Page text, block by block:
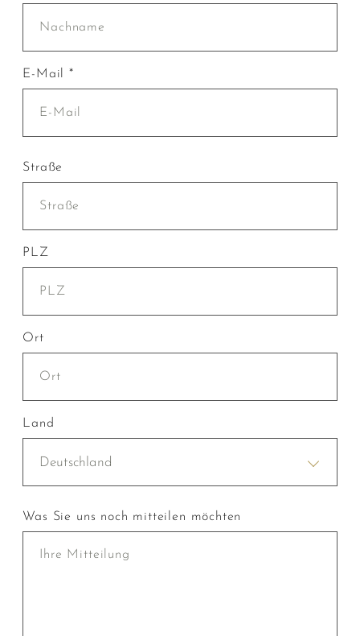
E-Mail *
Straße
PLZ
Ort
Land
Deutschland
Was Sie uns noch mitteilen möchten